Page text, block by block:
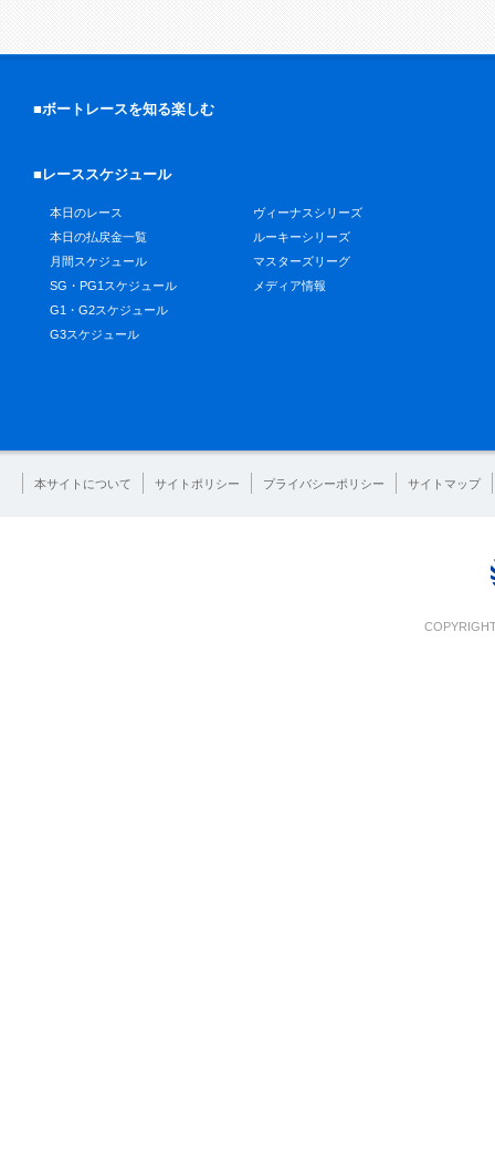
■ボートレースを知る楽しむ
■レーススケジュール
本日のレース
本日の払戻金一覧
月間スケジュール
SG・PG1スケジュール
G1・G2スケジュール
G3スケジュール
ヴィーナスシリーズ
ルーキーシリーズ
マスターズリーグ
メディア情報
本サイトについて サイトポリシー プライバシーポリシー サイトマップ